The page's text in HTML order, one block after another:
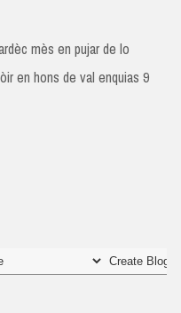
mès en pujar de lo
en hons de val enquias 9